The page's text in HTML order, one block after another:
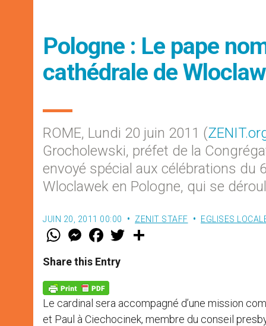
Pologne : Le pape
cathédrale de
ROME, Lundi 20 juin 2011 (
Grocholewski, préfet de la
envoyé spécial aux célébrations du
Wloclawek en Pologne, qui se
JUIN 20, 2011 00:00 ZENIT STAFF EGLISES
W
t
s
p
p
M
e
s
e
g
e
r
F
a
e
b
k
w
Share this Entry
Le cardinal sera accompagné d’une mission
et Paul à Ciechocinek, membre du conseil